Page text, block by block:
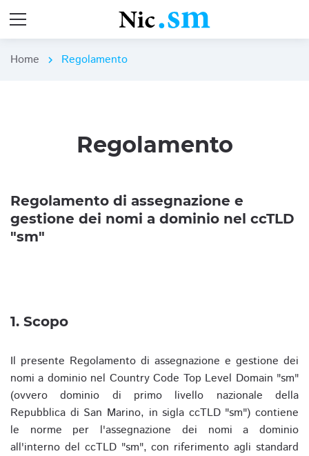
Home chevron_right Regolamento
Regolamento
Regolamento di assegnazione e
gestione dei nomi a dominio nel ccTLD
"sm"
1. Scopo
Il presente Regolamento di assegnazione e gestione dei
nomi a dominio nel Country Code Top Level Domain "sm"
(ovvero dominio di primo livello nazionale della
Repubblica di San Marino, in sigla ccTLD "sm") contiene
le norme per l'assegnazione dei nomi a dominio
all'interno del ccTLD "sm", con riferimento agli standard